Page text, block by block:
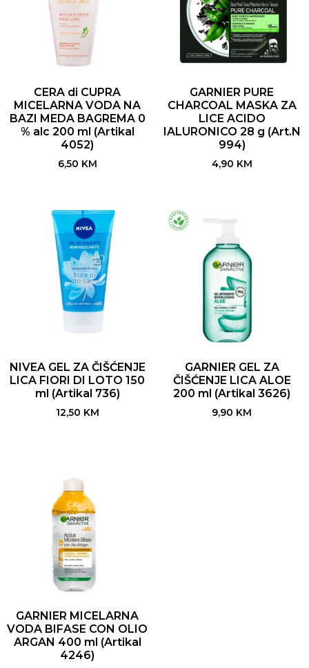
CERA di CUPRA
MICELARNA VODA NA
BAZI MEDA BAGREMA 0
% alc 200 ml (Artikal
4052)
6,50 KM
GARNIER PURE
CHARCOAL MASKA ZA
LICE ACIDO
IALURONICO 28 g (Art.N
994)
4,90 KM
NIVEA GEL ZA ČIŠĆENJE
LICA FIORI DI LOTO 150
ml (Artikal 736)
12,50 KM
GARNIER GEL ZA
ČIŠĆENJE LICA ALOE
200 ml (Artikal 3626)
9,90 KM
GARNIER MICELARNA
VODA BIFASE CON OLIO
ARGAN 400 ml (Artikal
4246)